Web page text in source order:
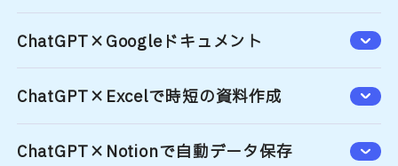
ChatGPT×Googleドキュメント
ChatGPT×Excelで時短の資料作成
ChatGPT×Notionで自動データ保存